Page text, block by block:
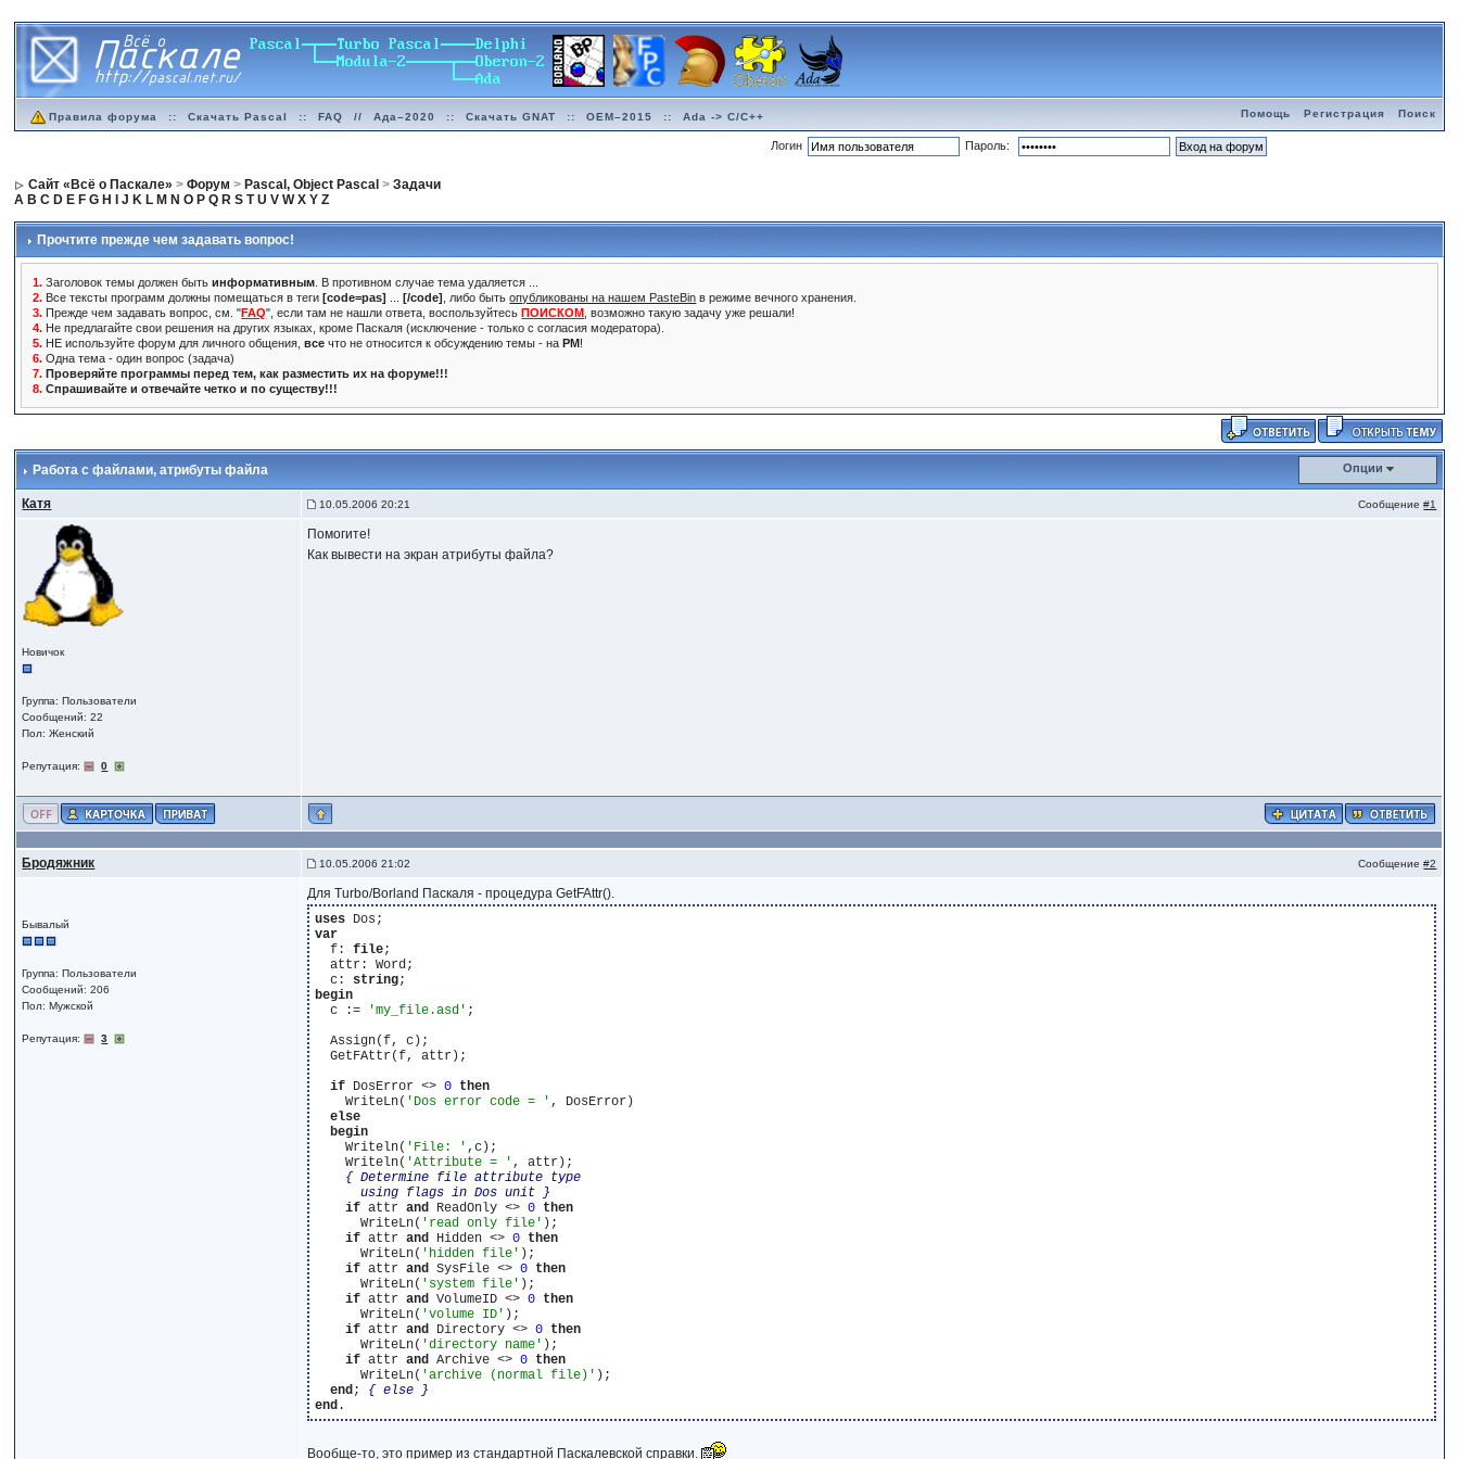
Правила форума :: Скачать Pascal :: FAQ // Ада–2020 :: Скачать GNAT :: OEM–2015 :: Ada -> C/C++ Помощь Регистрация Поиск
Логин Пароль:
Сайт «Всё о Паскале» >Форум > Pascal, Object Pascal >Задачи
A B C D E F G H J K L M N O P Q R S T U V W X Y Z
Прочтите прежде чем задавать вопрос!
1. Заголовок темы должен бытьинформативным . В противном случае тема удаляется ...
2. Все тексты программ должны помещаться в теги[code=pas] ...[/code] , либо бытьопубликованы на нашем PasteBin в режиме вечного хранения.
3. Прежде чем задавать вопрос, см. "FAQ", если там не нашли ответа, воспользуйтесьПОИСКОМ , возможно такую задачу уже решали!
4. Не предлагайте свои решения на других языках, кроме Паскаля (исключение - только с согласия модератора).
5. НЕ используйте форум для личного общения,все что не относится к обсуждению темы - наPM!
6. Одна тема - один вопрос (задача)
7. Проверяйте программы перед тем, как разместить их на форуме!!!
8. Спрашивайте и отвечайте четко и по существу!!!
Работа с файлами, атрибуты файла Опции
Катя 10.05.2006 20:21 Сообщение#1
Новичок
Группа: Пользователи
Сообщений: 22
Пол: Женский
Репутация: 0
Помогите!
Как вывести на экран атрибуты файла?
Бродяжник 10.05.2006 21:02 Сообщение#2
Бывалый
Группа: Пользователи
Сообщений: 206
Пол: Мужской
Репутация: 3
Для Turbo/Borland Паскаля - процедура GetFAttr().
uses
var
  f:
file;
  attr: Word;
  c:
string
begin
  c :=
'my_file.asd' ;
  Assign(f, c);
  GetFAttr(f, attr);
if DosError <> 0 then
    WriteLn(
'Dos error code = ' , DosError)
else
begin
    Writeln(
'File: ' ,c);
    Writeln(
'Attribute = ' , attr);
{ Determine file attribute type
      using flags in Dos unit }
if attr and ReadOnly <> 0 then
      WriteLn(
'read only file' );
if attr and Hidden <> 0 then
      WriteLn(
'hidden file' );
if attr and SysFile <> 0 then
      WriteLn(
'system file' );
if attr and VolumeID <> 0 then
      WriteLn(
'volume ID' );
if attr and Directory <> 0 then
      WriteLn(
'directory name' );
if attr and Archive <> 0 then
      WriteLn(
'archive (normal file)' );
end; { else }
end
Вообще-то, это пример из стандартной Паскалевской справки.